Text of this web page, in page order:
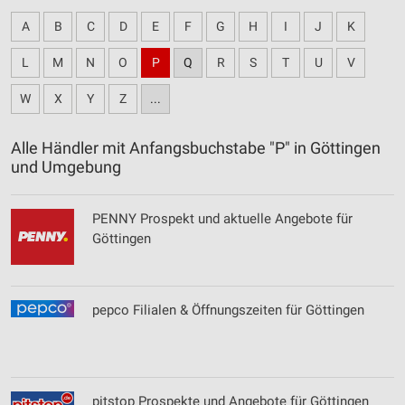
A B C D E F G H I J K
L M N O P Q R S T U V
W X Y Z ...
Alle Händler mit Anfangsbuchstabe "P" in Göttingen
und Umgebung
PENNY Prospekt und aktuelle Angebote für
Göttingen
pepco Filialen & Öffnungszeiten für Göttingen
pitstop Prospekte und Angebote für Göttingen